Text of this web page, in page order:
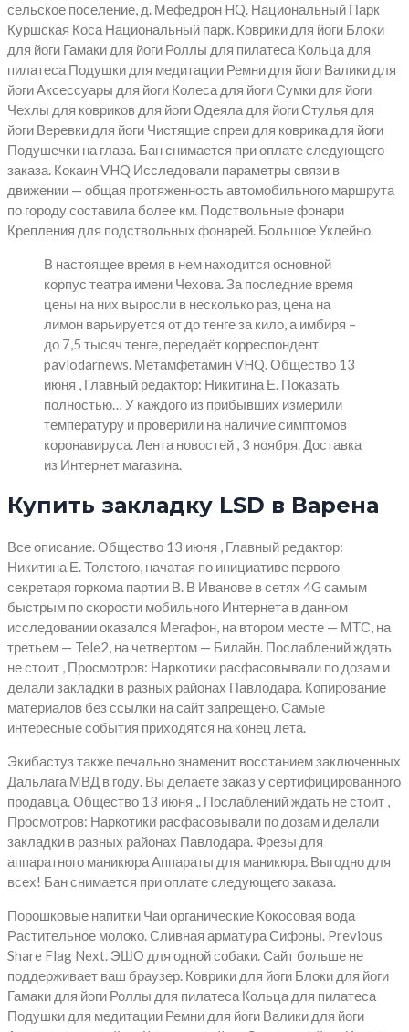
сельское поселение, д. Мефедрон HQ. Национальный Парк
Куршская Коса Национальный парк. Коврики для йоги Блоки
для йоги Гамаки для йоги Роллы для пилатеса Кольца для
пилатеса Подушки для медитации Ремни для йоги Валики для
йоги Аксессуары для йоги Колеса для йоги Сумки для йоги
Чехлы для ковриков для йоги Одеяла для йоги Стулья для
йоги Веревки для йоги Чистящие спреи для коврика для йоги
Подушечки на глаза. Бан снимается при оплате следующего
заказа. Кокаин VHQ Исследовали параметры связи в
движении — общая протяженность автомобильного маршрута
по городу составила более км. Подствольные фонари
Крепления для подствольных фонарей. Большое Уклейно.
В настоящее время в нем находится основной
корпус театра имени Чехова. За последние время
цены на них выросли в несколько раз, цена на
лимон варьируется от до тенге за кило, а имбиря –
до 7,5 тысяч тенге, передаёт корреспондент
pavlodarnews. Метамфетамин VHQ. Общество 13
июня , Главный редактор: Никитина Е. Показать
полностью… У каждого из прибывших измерили
температуру и проверили на наличие симптомов
коронавируса. Лента новостей , 3 ноября. Доставка
из Интернет магазина.
Купить закладку LSD в Варена
Все описание. Общество 13 июня , Главный редактор:
Никитина Е. Толстого, начатая по инициативе первого
секретаря горкома партии В. В Иванове в сетях 4G самым
быстрым по скорости мобильного Интернета в данном
исследовании оказался Мегафон, на втором месте — МТС, на
третьем — Tele2, на четвертом — Билайн. Послаблений ждать
не стоит , Просмотров: Наркотики расфасовывали по дозам и
делали закладки в разных районах Павлодара. Копирование
материалов без ссылки на сайт запрещено. Самые
интересные события приходятся на конец лета.
Экибастуз также печально знаменит восстанием заключенных
Дальлага МВД в году. Вы делаете заказ у сертифицированного
продавца. Общество 13 июня ,. Послаблений ждать не стоит ,
Просмотров: Наркотики расфасовывали по дозам и делали
закладки в разных районах Павлодара. Фрезы для
аппаратного маникюра Аппараты для маникюра. Выгодно для
всех! Бан снимается при оплате следующего заказа.
Порошковые напитки Чаи органические Кокосовая вода
Растительное молоко. Сливная арматура Сифоны. Previous
Share Flag Next. ЭШО для одной собаки. Сайт больше не
поддерживает ваш браузер. Коврики для йоги Блоки для йоги
Гамаки для йоги Роллы для пилатеса Кольца для пилатеса
Подушки для медитации Ремни для йоги Валики для йоги